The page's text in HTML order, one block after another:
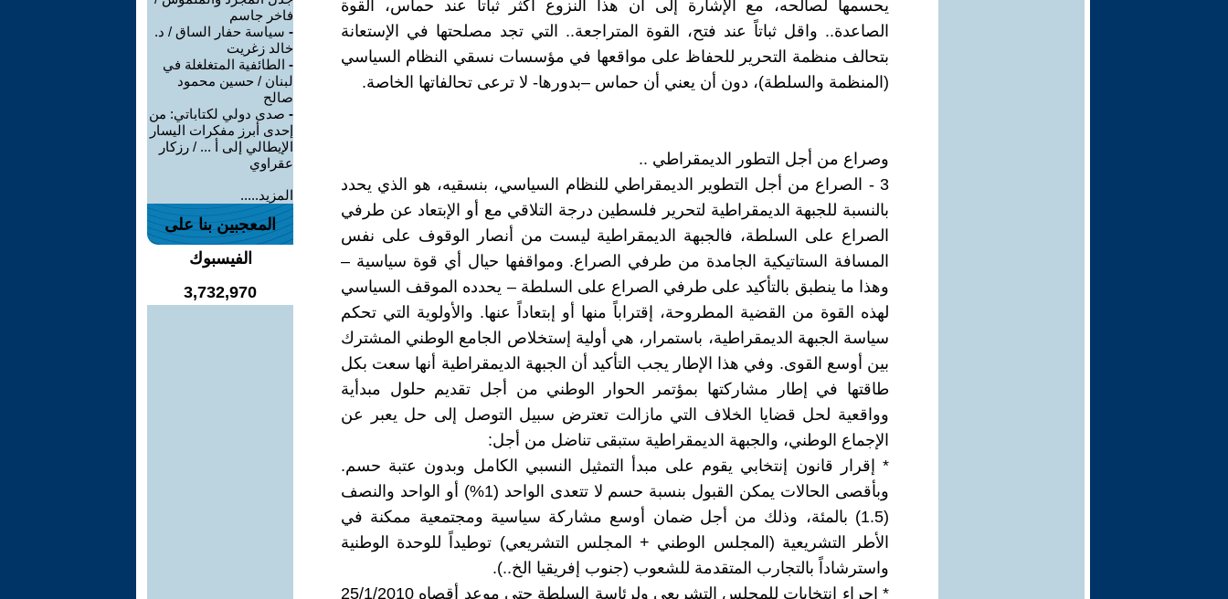
يحسمها لصالحه، مع الإشارة إلى أن هذا النزوع أكثر ثباتاً عند حماس، القوة
الصاعدة.. واقل ثباتاً عند فتح، القوة المتراجعة.. التي تجد مصلحتها في الإستعانة
بتحالف منظمة التحرير للحفاظ على مواقعها في مؤسسات نسقي النظام السياسي
(المنظمة والسلطة)، دون أن يعني أن حماس –بدورها- لا ترعى تحالفاتها الخاصة.
وصراع من أجل التطور الديمقراطي ..
3 - الصراع من أجل التطوير الديمقراطي للنظام السياسي، بنسقيه، هو الذي يحدد
بالنسبة للجبهة الديمقراطية لتحرير فلسطين درجة التلاقي مع أو الإبتعاد عن طرفي
الصراع على السلطة، فالجبهة الديمقراطية ليست من أنصار الوقوف على نفس
المسافة الستاتيكية الجامدة من طرفي الصراع. ومواقفها حيال أي قوة سياسية –
وهذا ما ينطبق بالتأكيد على طرفي الصراع على السلطة – يحدده الموقف السياسي
لهذه القوة من القضية المطروحة، إقتراباً منها أو إبتعاداً عنها. والأولوية التي تحكم
سياسة الجبهة الديمقراطية، باستمرار، هي أولية إستخلاص الجامع الوطني المشترك
بين أوسع القوى. وفي هذا الإطار يجب التأكيد أن الجبهة الديمقراطية أنها سعت بكل
طاقتها في إطار مشاركتها بمؤتمر الحوار الوطني من أجل تقديم حلول مبدأية
وواقعية لحل قضايا الخلاف التي مازالت تعترض سبيل التوصل إلى حل يعبر عن
الإجماع الوطني، والجبهة الديمقراطية ستبقى تناضل من أجل:
* إقرار قانون إنتخابي يقوم على مبدأ التمثيل النسبي الكامل وبدون عتبة حسم.
وبأقصى الحالات يمكن القبول بنسبة حسم لا تتعدى الواحد (1%) أو الواحد والنصف
(1.5) بالمئة، وذلك من أجل ضمان أوسع مشاركة سياسية ومجتمعية ممكنة في
الأطر التشريعية (المجلس الوطني + المجلس التشريعي) توطيداً للوحدة الوطنية
واسترشاداً بالتجارب المتقدمة للشعوب (جنوب إفريقيا الخ..).
* إجراء إنتخابات للمجلس التشريعي ولرئاسة السلطة حتى موعد أقصاه 25/1/2010
فاخر جاسم
- سياسة حفار الساق / د.
خالد زغريت
- الطائفية المتغلغلة في
لبنان / حسين محمود
صالح
- صدى دولي لكتاباتي: من
إحدى أبرز مفكرات اليسار
الإيطالي إلى أ ... / رزكار
عقراوي
المزيد.....
المعجبين بنا على
الفيسبوك
3,732,970